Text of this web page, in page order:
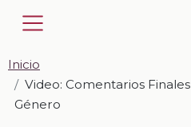
Inicio
Video: Comentarios
Género